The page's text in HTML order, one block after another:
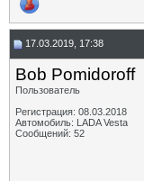
17.03.2019, 17:38
Bob Pomidoroff
Пользователь
Регистрация: 08.03.2018
Автомобиль: LADA Vesta
Сообщений: 52